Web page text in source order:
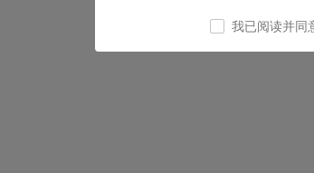
我已阅读并同